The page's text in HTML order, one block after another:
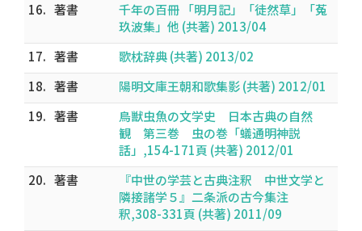
16. 著書
千年の百冊 「明月記」「徒然草」「菟
玖波集」他 (共著) 2013/04
17. 著書
歌枕辞典 (共著) 2013/02
18. 著書
陽明文庫王朝和歌集影 (共著) 2012/01
19. 著書
鳥獣虫魚の文学史 日本古典の自然
観 第三巻 虫の巻「蟻通明神説
話」,154-171頁 (共著) 2012/01
20. 著書
『中世の学芸と古典注釈 中世文学と
隣接諸学５』二条派の古今集注
釈,308-331頁 (共著) 2011/09